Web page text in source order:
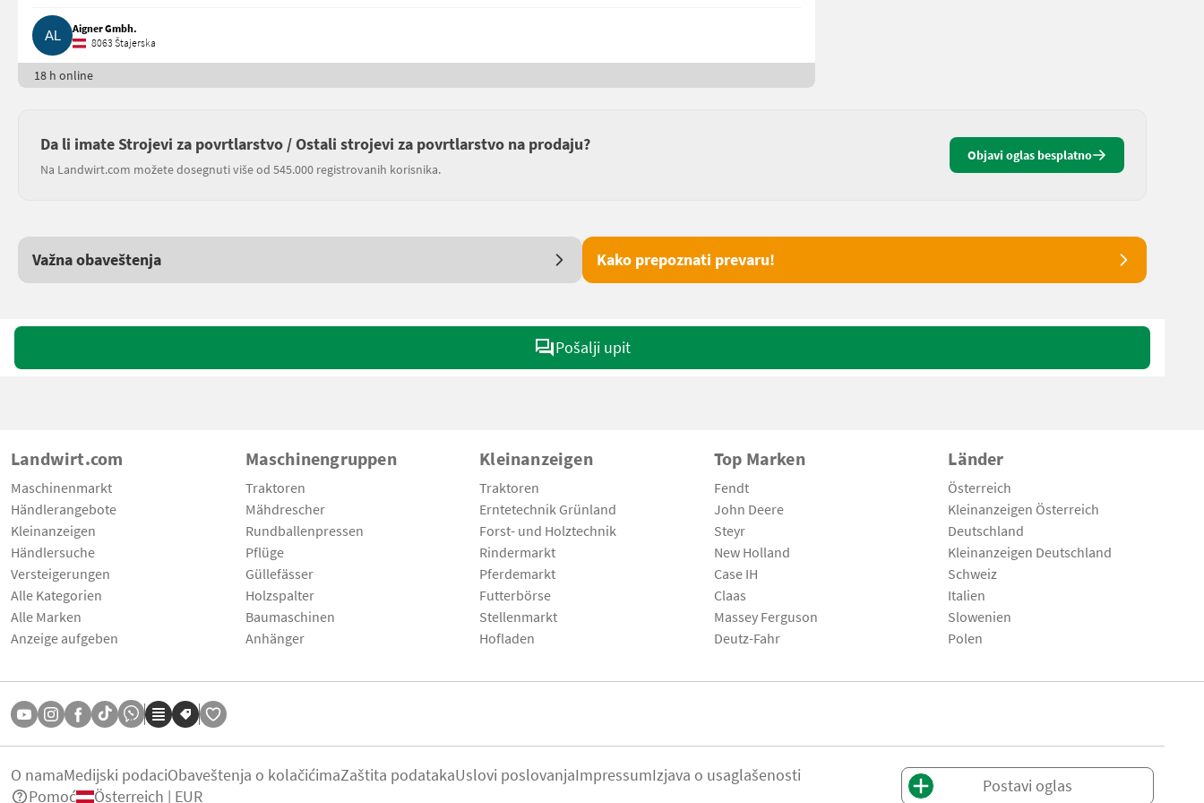
Aigner Gmbh.
8063 Štajerska
18 h online
Da li imate Strojevi za povrtlarstvo / Ostali strojevi za povrtlarstvo na prodaju?
Na Landwirt.com možete dosegnuti više od 545.000 registrovanih korisnika.
Objavi oglas besplatno
Važna obaveštenja Kako prepoznati prevaru!
Pošalji upit
Landwirt.com
Maschinenmarkt
Händlerangebote
Kleinanzeigen
Händlersuche
Versteigerungen
Alle Kategorien
Alle Marken
Anzeige aufgeben
Maschinengruppen
Traktoren
Mähdrescher
Rundballenpressen
Pflüge
Güllefässer
Holzspalter
Baumaschinen
Anhänger
Kleinanzeigen
Traktoren
Erntetechnik Grünland
Forst- und Holztechnik
Rindermarkt
Pferdemarkt
Futterbörse
Stellenmarkt
Hofladen
Top Marken
Fendt
John Deere
Steyr
New Holland
Case IH
Claas
Massey Ferguson
Deutz-Fahr
Länder
Österreich
Kleinanzeigen Österreich
Deutschland
Kleinanzeigen Deutschland
Schweiz
Italien
Slowenien
Polen
O namaMedijski podaciObaveštenja o kolačićimaZaštita podatakaUslovi poslovanjaImpressumIzjava o usaglašenosti
Pomoć
Österreich | EUR
Postavi oglas